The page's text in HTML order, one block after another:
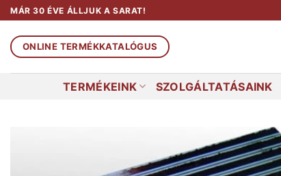
Skip
to
content
MÁR 30 ÉVE ÁLLJUK A SARAT!
ONLINE TERMÉKKATALÓGUS
TERMÉKEINK SZOLGÁLTATÁSAINK